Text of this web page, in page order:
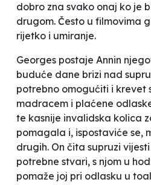
dobro zna svako onaj ko je
drugom. Često u filmovima
rijetko i umiranje.
Georges postaje Annin
buduće dane brizi nad
potrebno omogućiti i krevet
madracem i plaćene
te kasnije invalidska kolica
pomagala i, ispostaviće se,
drugih. On čita supruzi
potrebne stvari, s njom u
pomaže joj pri odlasku u